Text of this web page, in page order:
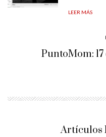
LEER MÁS
PuntoMom:
Artículos